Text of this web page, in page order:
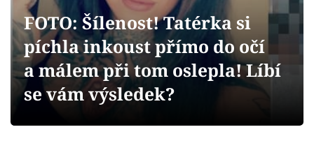
Videa
Sledujte prima+
FOTO: Šílenost! Tatérka si
píchla inkoust přímo do očí
a málem při tom oslepla! Líbí
se vám výsledek?